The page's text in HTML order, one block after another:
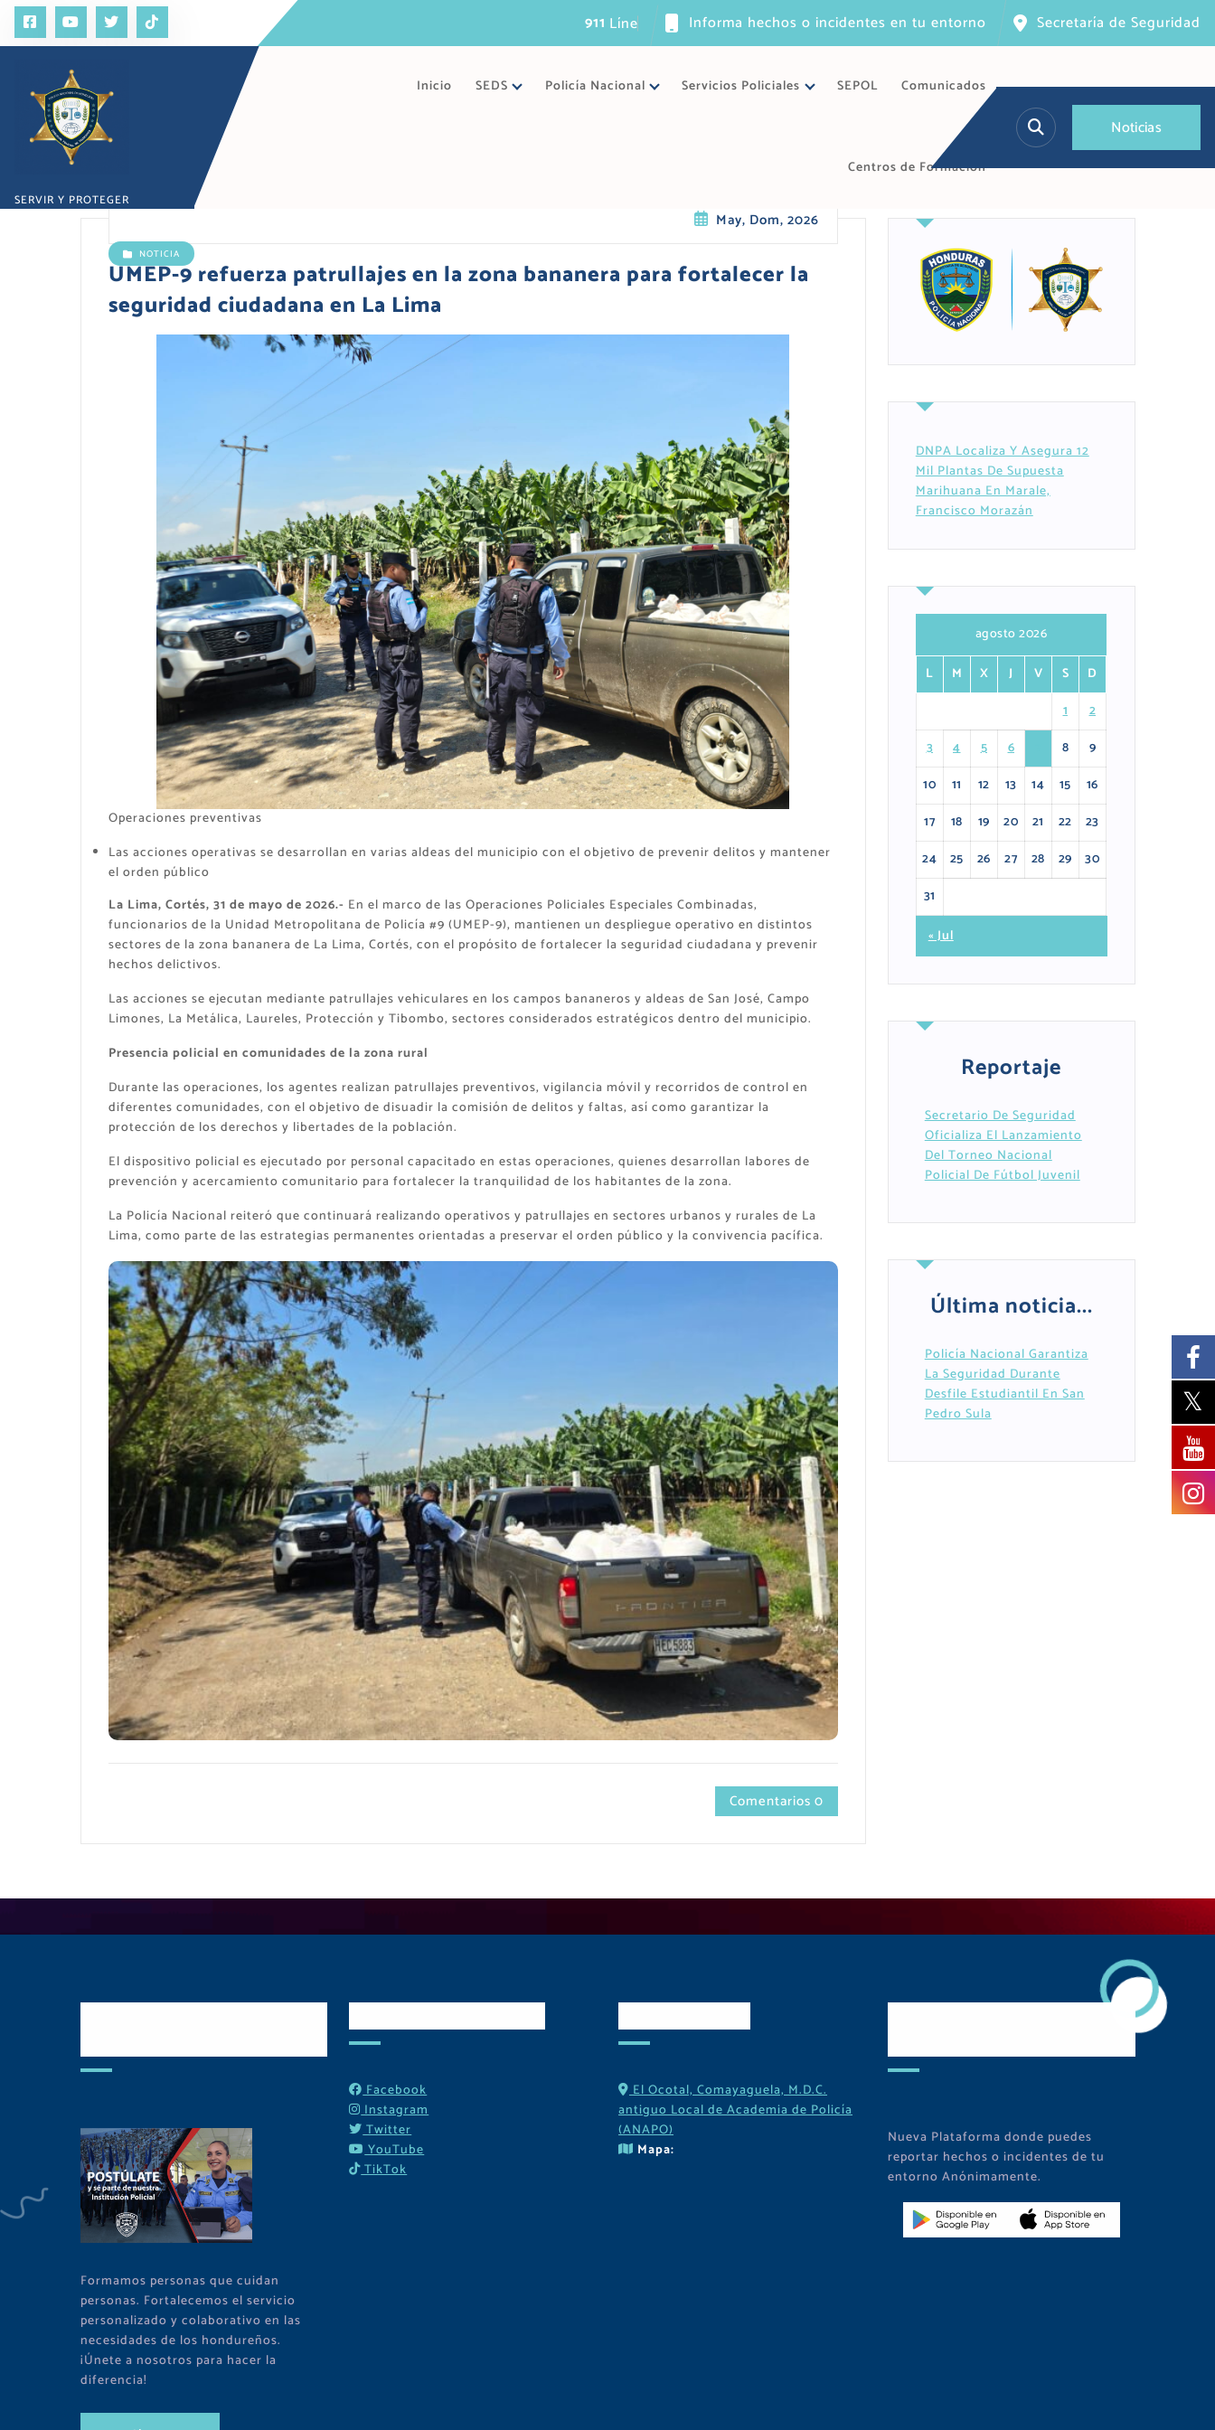
l
n
eaú nica Informa hechos o incidentes en tu entorno Secretaría de Seguridad
SERVIR Y PROTEGER
Inicio SEDS Policía Nacional Servicios Policiales SEPOL Comunicados
Centros de Formación
Noticias
May, Dom, 2026
NOTICIA
UMEP-9 refuerza patrullajes en la zona bananera para fortalecer la
seguridad ciudadana en La Lima
Operaciones preventivas
Las acciones operativas se desarrollan en varias aldeas del municipio con el objetivo de prevenir delitos y mantener
el orden público
La Lima, Cortés, 31 de mayo de 2026.- En el marco de las Operaciones Policiales Especiales Combinadas,
funcionarios de la Unidad Metropolitana de Policía #9 (UMEP-9), mantienen un despliegue operativo en distintos
sectores de la zona bananera de La Lima, Cortés, con el propósito de fortalecer la seguridad ciudadana y prevenir
hechos delictivos.
Las acciones se ejecutan mediante patrullajes vehiculares en los campos bananeros y aldeas de San José, Campo
Limones, La Metálica, Laureles, Protección y Tibombo, sectores considerados estratégicos dentro del municipio.
Presencia policial en comunidades de la zona rural
Durante las operaciones, los agentes realizan patrullajes preventivos, vigilancia móvil y recorridos de control en
diferentes comunidades, con el objetivo de disuadir la comisión de delitos y faltas, así como garantizar la
protección de los derechos y libertades de la población.
El dispositivo policial es ejecutado por personal capacitado en estas operaciones, quienes desarrollan labores de
prevención y acercamiento comunitario para fortalecer la tranquilidad de los habitantes de la zona.
La Policía Nacional reiteró que continuará realizando operativos y patrullajes en sectores urbanos y rurales de La
Lima, como parte de las estrategias permanentes orientadas a preservar el orden público y la convivencia pacífica.
Comentarios 0
DNPA Localiza Y Asegura 12
Mil Plantas De Supuesta
Marihuana En Marale,
Francisco Morazán
agosto 2026
L
M X J V S
D
1
2
3
4 5 6 8
9
10
11 12 13 14 15
16
17
18 19 20 21 22
23
24
25 26 27 28 29
30
31
« Jul
Reportaje
Secretario De Seguridad
Oficializa El Lanzamiento
Del Torneo Nacional
Policial De Fútbol Juvenil
Última noticia...
Policía Nacional Garantiza
La Seguridad Durante
Desfile Estudiantil En San
Pedro Sula
Formamos personas que cuidan
personas. Fortalecemos el servicio
personalizado y colaborativo en las
necesidades de los hondureños.
¡Únete a nosotros para hacer la
diferencia!
Facebook
Instagram
Twitter
YouTube
TikTok
El Ocotal, Comayaguela, M.D.C.
antiguo Local de Academia de Policía
(ANAPO)
Mapa:
Nueva Plataforma donde puedes
reportar hechos o incidentes de tu
entorno Anónimamente.